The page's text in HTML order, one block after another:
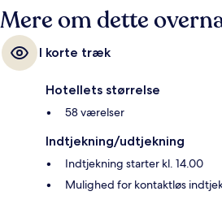
Mere om dette
I korte træk
Hotellets størrelse
58 værelser
Indtjekning/udtjekning
Indtjekning starter kl. 14.00
Mulighed for kontaktløs